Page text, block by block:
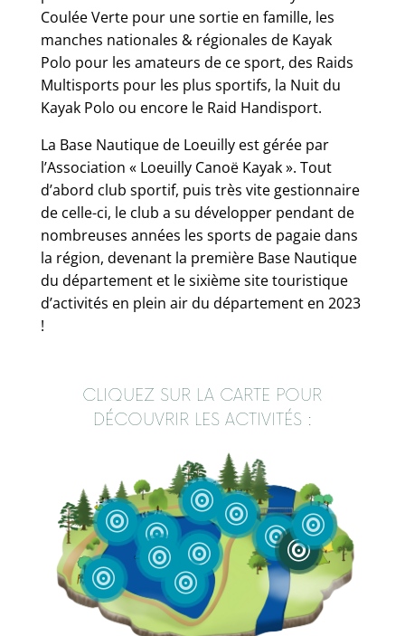
Coulée Verte pour une sortie en famille, les
manches nationales & régionales de Kayak
Polo pour les amateurs de ce sport, des Raids
Multisports pour les plus sportifs, la Nuit du
Kayak Polo ou encore le Raid Handisport.
La Base Nautique de Loeuilly est gérée par
l’Association « Loeuilly Canoë Kayak ». Tout
d’abord club sportif, puis très vite gestionnaire
de celle-ci, le club a su développer pendant de
nombreuses années les sports de pagaie dans
la région, devenant la première Base Nautique
du département et le sixième site touristique
d’activités en plein air du département en 2023
!
CLIQUEZ SUR LA CARTE POUR
DÉCOUVRIR LES ACTIVITÉS :










